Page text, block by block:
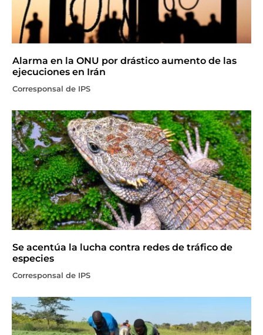
Alarma en la ONU por drástico aumento de las
ejecuciones en Irán
Corresponsal de IPS
Se acentúa la lucha contra redes de tráfico de
especies
Corresponsal de IPS